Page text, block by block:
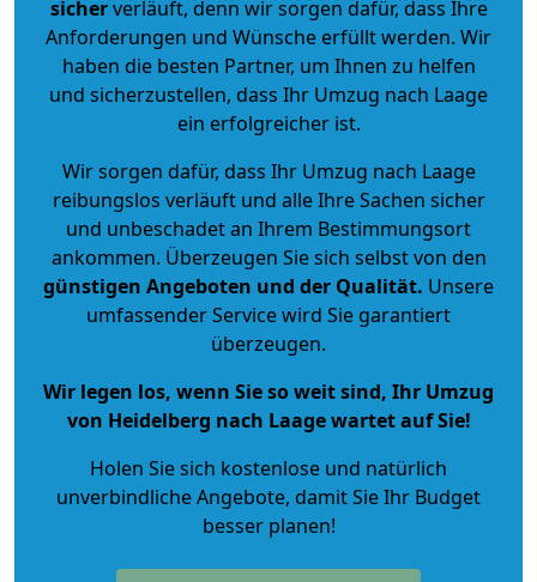
sicherverläuft, denn wir sorgen dafür, dass Ihre
Anforderungen und Wünsche erfüllt werden. Wir
haben die besten Partner, um Ihnen zu helfen
und sicherzustellen, dass Ihr Umzug nach Laage
ein erfolgreicher ist.
Wir sorgen dafür, dass Ihr Umzug nach Laage
reibungslos verläuft und alle Ihre Sachen sicher
und unbeschadet an Ihrem Bestimmungsort
ankommen. Überzeugen Sie sich selbst von den
günstigen Angeboten und der Qualität. Unsere
umfassender Service wird Sie garantiert
überzeugen.
Wir legen los, wenn Sie so weit sind, Ihr Umzug
von Heidelberg nach Laage wartet auf Sie!
Holen Sie sich kostenlose und natürlich
unverbindliche Angebote, damit Sie Ihr Budget
besser planen!